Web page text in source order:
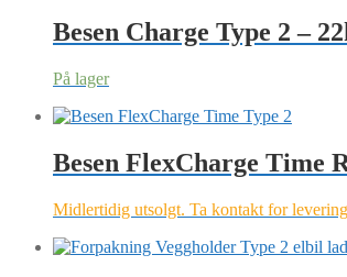
Besen Charge Type 2 –
På lager
Besen FlexCharge Time
Midlertidig utsolgt. Ta kontakt for